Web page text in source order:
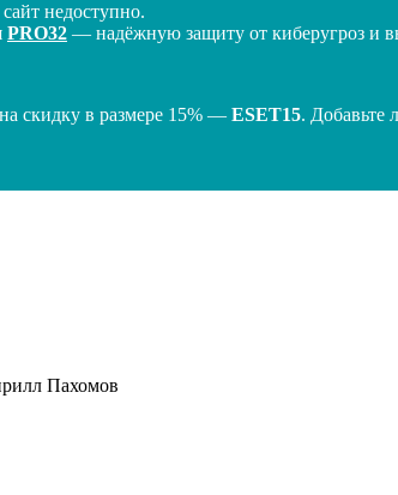
недоступно.
PRO32 — надёжную защиту от киберугроз и
скидку в размере 15% — ESET15. Добавьте
Пахомов